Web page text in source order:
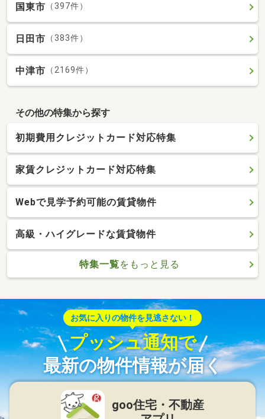
国東市 （397件）
日田市 （383件）
中津市 （2169件）
その他の特集から探す
初期費用クレジットカード対応特集
家賃クレジットカード対応特集
Webで見学予約可能の賃貸物件
高級・ハイグレードな賃貸物件
特集一覧をもっと見る
お気に入りの物件を見逃さない！
プッシュ通知で
最新の物件情報が届く
goo住宅・不動産